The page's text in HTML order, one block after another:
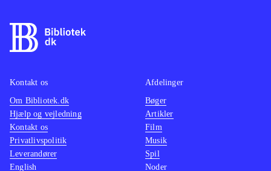
Kontakt os
Om Bibliotek.dk
Hjælp og vejledning
Kontakt os
Privatlivspolitik
Leverandører
English
Afdelinger
Bøger
Artikler
Film
Musik
Spil
Noder